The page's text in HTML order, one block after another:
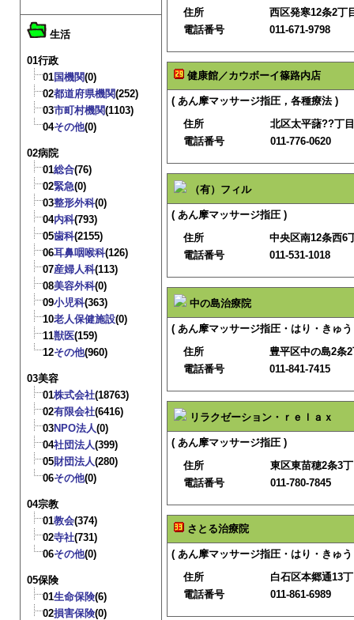
生活
01行政
01国機関(0)
02都道府県機関(252)
03市町村機関(1103)
04その他(0)
02病院
01総合(76)
02緊急(0)
03整形外科(0)
04内科(793)
05歯科(2155)
06耳鼻咽喉科(126)
07産婦人科(113)
08美容外科(0)
09小児科(363)
10老人保健施設(0)
11獣医(159)
12その他(960)
03美容
01株式会社(18763)
02有限会社(6416)
03NPO法人(0)
04社団法人(399)
05財団法人(280)
06その他(0)
04宗教
01教会(374)
02寺社(731)
06その他(0)
05保険
01生命保険(6)
02損害保険(0)
住所
西区発寒12条2丁
電話番号
011-671-9798
健康館／カウボーイ篠路内店
( あん摩マッサージ指圧，各種療法 )
住所
北区太平藷??丁
電話番号
011-776-0620
（有）フィル
( あん摩マッサージ指圧 )
住所
中央区南12条西6
電話番号
011-531-1018
中の島治療院
( あん摩マッサージ指圧・はり・きゅ
住所
豊平区中の島2条
電話番号
011-841-7415
リラクゼーション・ｒｅｌａｘ
( あん摩マッサージ指圧 )
住所
東区東苗穂2条3
電話番号
011-780-7845
さとる治療院
( あん摩マッサージ指圧・はり・きゅ
住所
白石区本郷通13
電話番号
011-861-6989